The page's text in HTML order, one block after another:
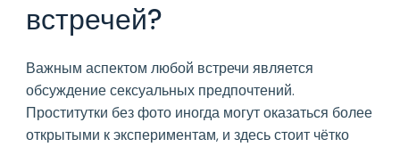
встречей?
Важным аспектом любой встречи является
обсуждение сексуальных предпочтений.
Проститутки без фото иногда могут оказаться более
открытыми к экспериментам, и здесь стоит чётко